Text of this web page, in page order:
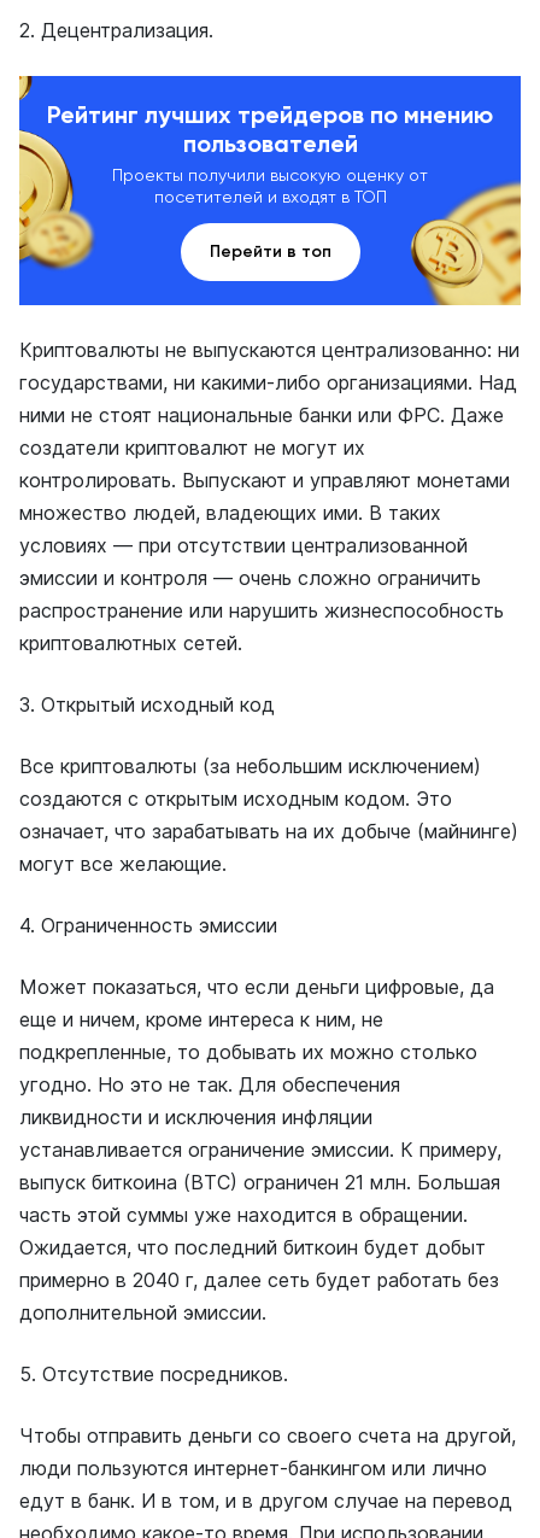
2. Децентрализация.
Рейтинг лучших трейдеров по мнению
пользователей
Проекты получили высокую оценку от
посетителей и входят в ТОП
Перейти в топ
Криптовалюты не выпускаются централизованно: ни
государствами, ни какими-либо организациями. Над
ними не стоят национальные банки или ФРС. Даже
создатели криптовалют не могут их
контролировать. Выпускают и управляют монетами
множество людей, владеющих ими. В таких
условиях — при отсутствии централизованной
эмиссии и контроля — очень сложно ограничить
распространение или нарушить жизнеспособность
криптовалютных сетей.
3. Открытый исходный код
Все криптовалюты (за небольшим исключением)
создаются с открытым исходным кодом. Это
означает, что зарабатывать на их добыче (майнинге)
могут все желающие.
4. Ограниченность эмиссии
Может показаться, что если деньги цифровые, да
еще и ничем, кроме интереса к ним, не
подкрепленные, то добывать их можно столько
угодно. Но это не так. Для обеспечения
ликвидности и исключения инфляции
устанавливается ограничение эмиссии. К примеру,
выпуск биткоина (ВТС) ограничен 21 млн. Большая
часть этой суммы уже находится в обращении.
Ожидается, что последний биткоин будет добыт
примерно в 2040 г, далее сеть будет работать без
дополнительной эмиссии.
5. Отсутствие посредников.
Чтобы отправить деньги со своего счета на другой,
люди пользуются интернет-банкингом или лично
едут в банк. И в том, и в другом случае на перевод